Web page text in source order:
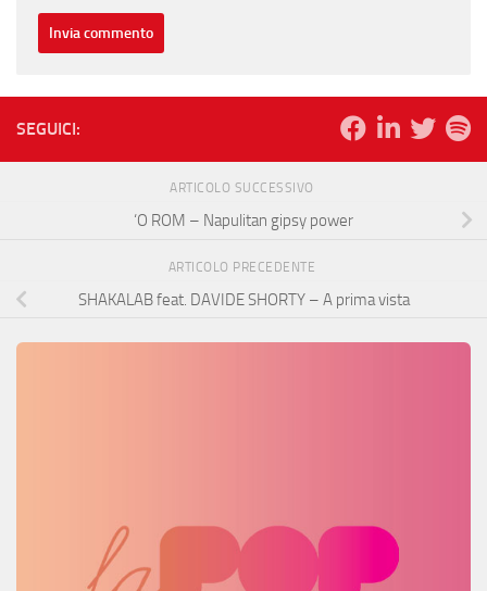
SEGUICI:
ARTICOLO SUCCESSIVO
‘O ROM – Napulitan gipsy power
ARTICOLO PRECEDENTE
SHAKALAB feat. DAVIDE SHORTY – A prima vista